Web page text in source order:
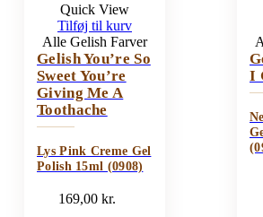
Quick View
Tilføj til kurv
Alle Gelish Farver
Gelish You’re So
Sweet You’re
Giving Me A
Toothache
Lys Pink Creme Gel
Polish 15ml (0908)
169,00kr.
I